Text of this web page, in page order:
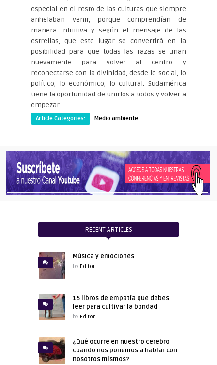
especial en el resto de las culturas que siempre
anhelaban venir, porque comprendían de
manera intuitiva y según el mensaje de las
estrellas, que este lugar se convertirá en la
posibilidad para que todas las razas se unan
nuevamente para volver al centro y
reconectarse con la divinidad, desde lo social, lo
político, lo económico, lo cultural. Sudamérica
tiene la oportunidad de unirlos a todos y volver a
empezar
Article Categories: Medio ambiente
RECENT ARTICLES
Música y emociones
by Editor
15 libros de empatía que debes
leer para cultivar la bondad
by Editor
¿Qué ocurre en nuestro cerebro
cuando nos ponemos a hablar con
nosotros mismos?